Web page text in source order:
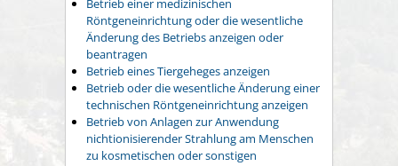
Betrieb einer medizinischen
Röntgeneinrichtung oder die wesentliche
Änderung des Betriebs anzeigen oder
beantragen
Betrieb eines Tiergeheges anzeigen
Betrieb oder die wesentliche Änderung einer
technischen Röntgeneinrichtung anzeigen
Betrieb von Anlagen zur Anwendung
nichtionisierender Strahlung am Menschen
zu kosmetischen oder sonstigen